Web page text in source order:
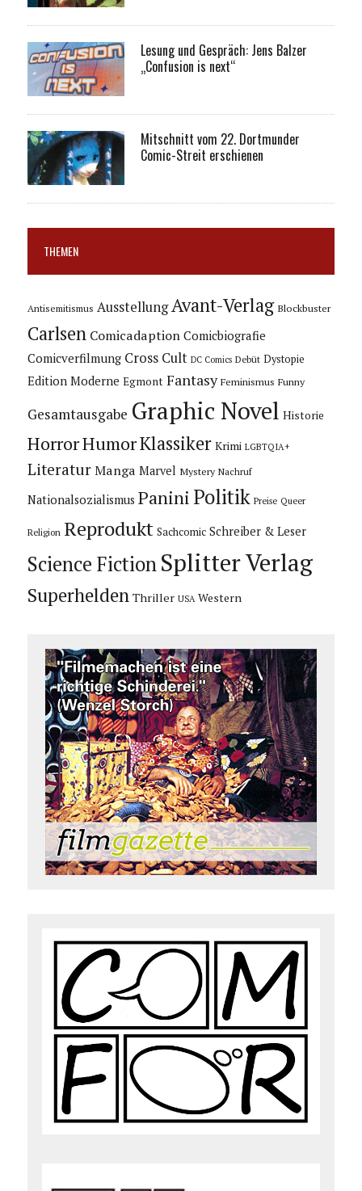
Lesung und Gespräch: Jens Balzer
„Confusion is next“
Mitschnitt vom 22. Dortmunder
Comic-Streit erschienen
THEMEN
Antisemitismus Ausstellung Avant-Verlag Blockbuster
Carlsen Comicadaption Comicbiografie
Comicverfilmung Cross Cult DC Comics Debüt Dystopie
Edition Moderne Egmont Fantasy Feminismus Funny
Gesamtausgabe Graphic Novel Historie
HorrorHumorKlassiker Krimi LGBTQIA+
Literatur Manga Marvel Mystery Nachruf
Nationalsozialismus Panini Politik Preise Queer
Religion Reprodukt Sachcomic Schreiber & Leser
Science Fiction Splitter Verlag
Superhelden Thriller USA Western